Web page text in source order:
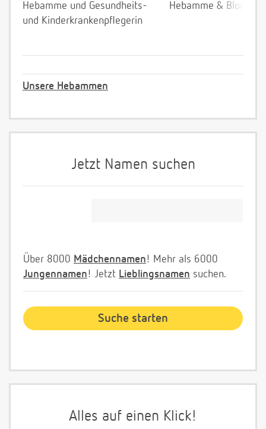
Hebamme und Gesundheits-
und Kinderkrankenpflegerin
Hebamme &
Unsere Hebammen
Jetzt Namen suchen
Über 8000 Mädchennamen! Mehr als 6000
Jungennamen! Jetzt Lieblingsnamen suchen.
Alles auf einen Klick!